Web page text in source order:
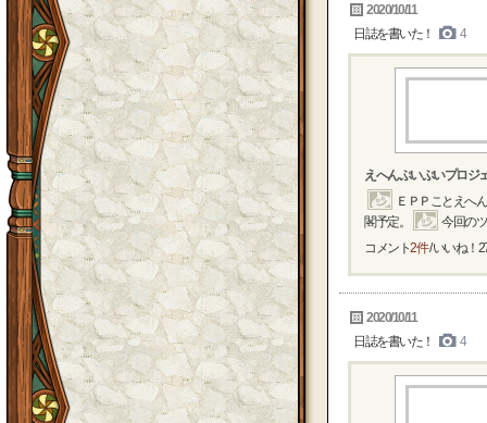
2020/10/11
日誌を書いた！
4
えへんぷいぷいプロジ
ＥＰＰことえへ
閣予定。
今回の
コメント2件/ いいね！
2020/10/11
日誌を書いた！
4